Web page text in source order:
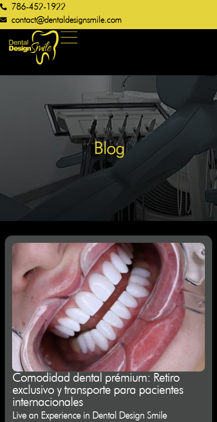
786-452-1922
contact@dentaldesignsmile.com​
Blog
Comodidad dental prémium: Retiro
exclusivo y transporte para pacientes
internacionales
Live an Experience in Dental Design Smile